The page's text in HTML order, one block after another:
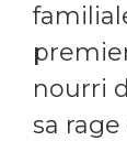
nourri
sa